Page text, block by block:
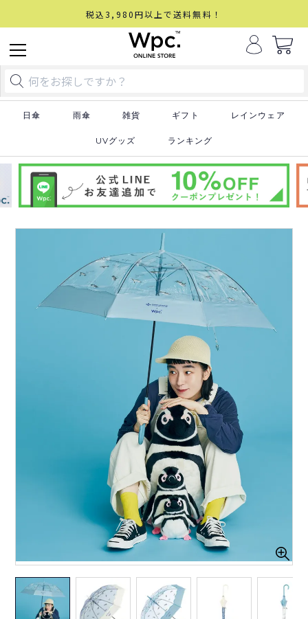
税込3,980円以上で送料無料！
日傘 雨傘 雑貨 ギフト レインウェア
UVグッズ ランキング